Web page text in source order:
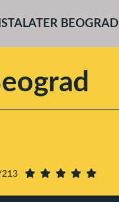
BEOGRAD
213